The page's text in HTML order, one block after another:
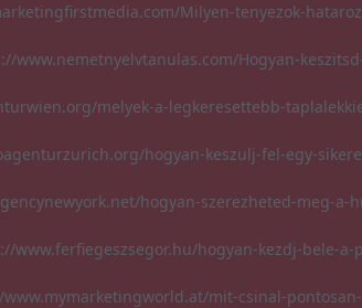
Milyen-tenyezok-
www.nemetnyelvtanulas.com/Hogyan-
melyek-a-legkeresettebb-
hogyan-keszulj-fel-egy-
hogyan-szerezheted-meg-a-
www.ferfiegeszsegor.hu/hogyan-kezdj-bele-
mit-csinal-